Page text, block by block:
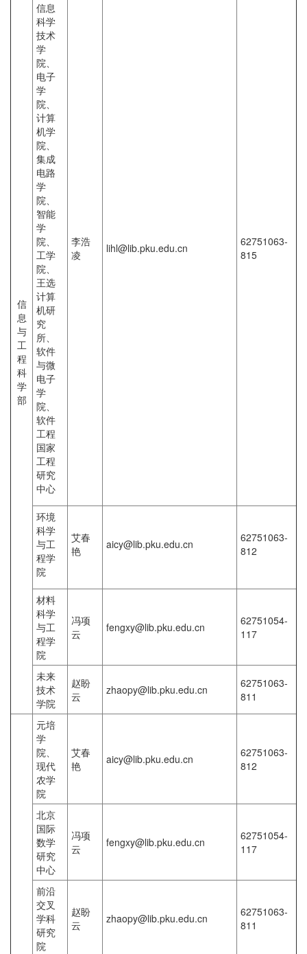
信
息
与
工
程
科
学
部
信息
科学
技术
学
院、
电子
学
院、
计算
机学
院、
集成
电路
学
院、
智能
学
院、
工学
院、
王选
计算
机研
究
所、
软件
与微
电子
学
院、
软件
工程
国家
工程
研究
中心
李浩
凌
lihl@lib.pku.edu.cn
62751063-
815
环境
科学
与工
程学
院
艾春
艳
aicy@lib.pku.edu.cn
62751063-
812
材料
科学
与工
程学
院
冯项
云
fengxy@lib.pku.edu.cn
62751054-
117
未来
技术
学院
赵盼
云
zhaopy@lib.pku.edu.cn
62751063-
811
元培
学
院、
现代
农学
院
艾春
艳
aicy@lib.pku.edu.cn
62751063-
812
北京
国际
数学
研究
中心
冯项
云
fengxy@lib.pku.edu.cn
62751054-
117
前沿
交叉
学科
研究
院
赵盼
云
zhaopy@lib.pku.edu.cn
62751063-
811